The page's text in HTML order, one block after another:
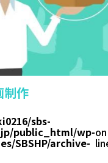
制作
sbs-
public_html/wp-
SBSHP/archive-
on